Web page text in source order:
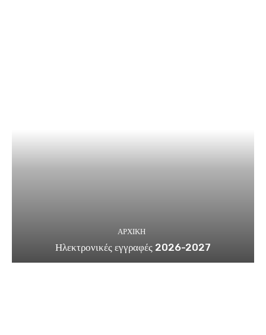
ΑΡΧΙΚΗ
Ηλεκτρονικές εγγραφές 2026-2027